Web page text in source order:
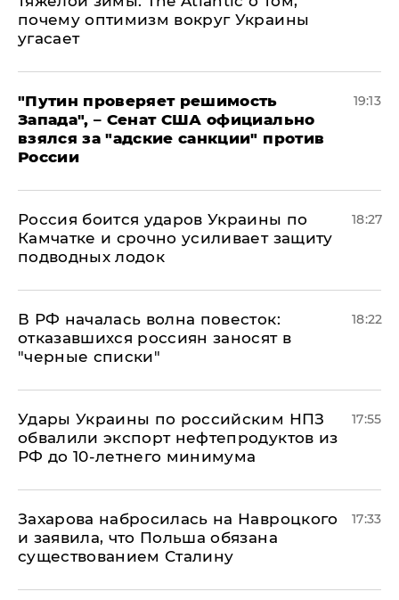
почему оптимизм вокруг Украины
угасает
"Путин проверяет решимость
Запада", – Сенат США официально
взялся за "адские санкции" против
России
19:13
Россия боится ударов Украины по
Камчатке и срочно усиливает защиту
подводных лодок
18:27
​В РФ началась волна повесток:
отказавшихся россиян заносят в
"черные списки"
18:22
Удары Украины по российским НПЗ
обвалили экспорт нефтепродуктов из
РФ до 10-летнего минимума
17:55
​Захарова набросилась на Навроцкого
и заявила, что Польша обязана
существованием Сталину
17:33